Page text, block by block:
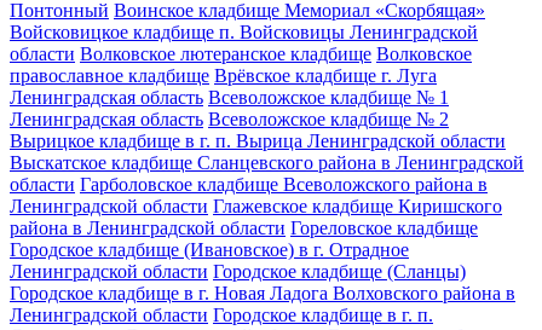
Понтонный Воинское кладбище Мемориал «Скорбящая»
Войсковицкое кладбище п. Войсковицы Ленинградской
области Волковское лютеранское кладбище Волковское
православное кладбище Врёвское кладбище г. Луга
Ленинградская область Всеволожское кладбище № 1
Ленинградская область Всеволожское кладбище № 2
Вырицкое кладбище в г. п. Вырица Ленинградской области
Выскатское кладбище Сланцевского района в Ленинградской
области Гарболовское кладбище Всеволожского района в
Ленинградской области Глажевское кладбище Киришского
района в Ленинградской области Гореловское кладбище
Городское кладбище (Ивановское) в г. Отрадное
Ленинградской области Городское кладбище (Сланцы)
Городское кладбище в г. Новая Ладога Волховского района в
Ленинградской области Городское кладбище в г. п.